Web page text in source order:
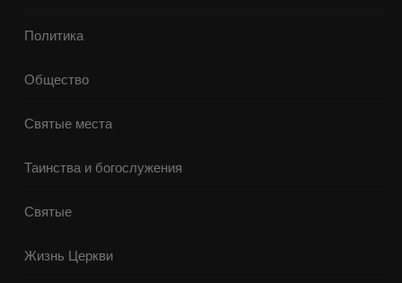
Политика
Общество
Святые места
Таинства и богослужения
Святые
Жизнь Церкви